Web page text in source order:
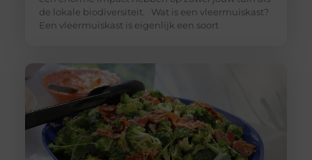
de lokale biodiversiteit. Wat is een vleermuiskast?
Een vleermuiskast is eigenlijk een soort